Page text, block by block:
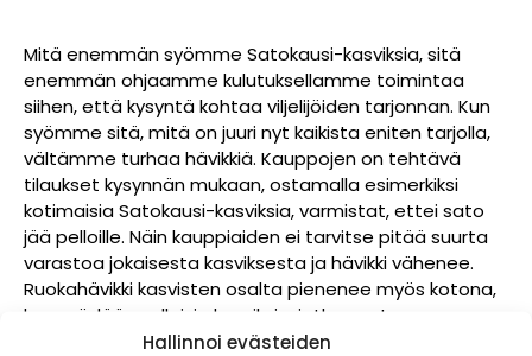
Hallinnoi evästeiden
Mitä enemmän syömme Satokausi-kasviksia, sitä
enemmän ohjaamme kulutuksellamme toimintaa
siihen, että kysyntä kohtaa viljelijöiden tarjonnan. Kun
syömme sitä, mitä on juuri nyt kaikista eniten tarjolla,
vältämme turhaa hävikkiä. Kauppojen on tehtävä
tilaukset kysynnän mukaan, ostamalla esimerkiksi
kotimaisia Satokausi-kasviksia, varmistat, ettei sato
jää pelloille. Näin kauppiaiden ei tarvitse pitää suurta
varastoa jokaisesta kasviksesta ja hävikki vähenee.
Ruokahävikki kasvisten osalta pienenee myös kotona,
kun syödään sellaisia kasviksia, jotka ovat
parhaimmillaan.